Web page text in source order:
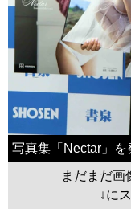
写真集「Nectar」
まだまだ画
↓に